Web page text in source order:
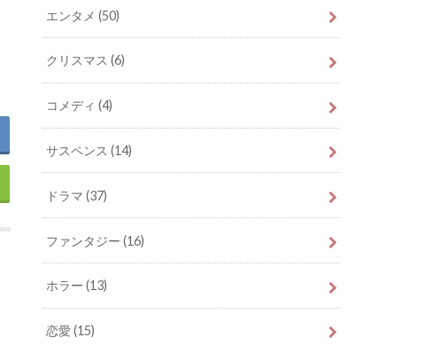
エンタメ(50)
クリスマス(6)
コメディ(4)
サスペンス(14)
ドラマ(37)
ファンタジー(16)
ホラー(13)
恋愛(15)